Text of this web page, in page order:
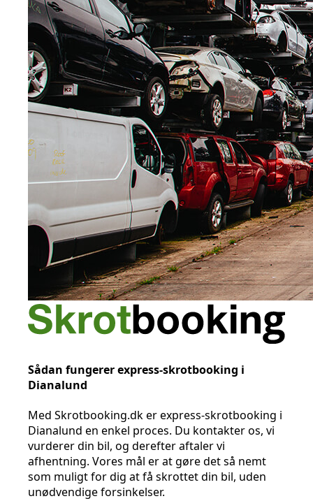
Sådan fungerer express-skrotbooking i
Dianalund
Med Skrotbooking.dk er express-skrotbooking i
Dianalund en enkel proces. Du kontakter os, vi
vurderer din bil, og derefter aftaler vi
afhentning. Vores mål er at gøre det så nemt
som muligt for dig at få skrottet din bil, uden
unødvendige forsinkelser.